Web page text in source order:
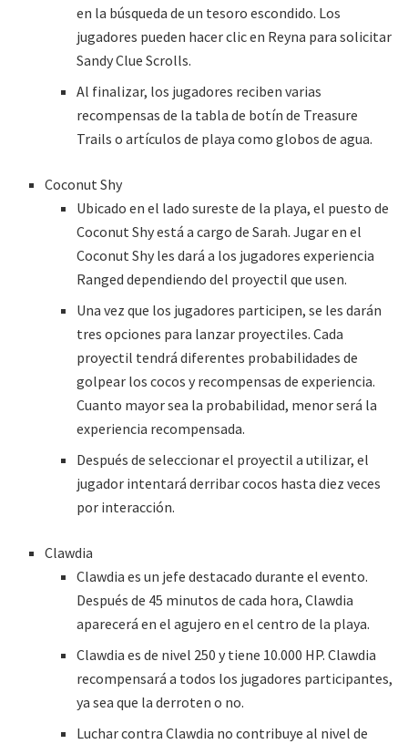
en la búsqueda de un tesoro escondido. Los
jugadores pueden hacer clic en Reyna para solicitar
Sandy Clue Scrolls.
Al finalizar, los jugadores reciben varias
recompensas de la tabla de botín de Treasure
Trails o artículos de playa como globos de agua.
Coconut Shy
Ubicado en el lado sureste de la playa, el puesto de
Coconut Shy está a cargo de Sarah. Jugar en el
Coconut Shy les dará a los jugadores experiencia
Ranged dependiendo del proyectil que usen.
Una vez que los jugadores participen, se les darán
tres opciones para lanzar proyectiles. Cada
proyectil tendrá diferentes probabilidades de
golpear los cocos y recompensas de experiencia.
Cuanto mayor sea la probabilidad, menor será la
experiencia recompensada.
Después de seleccionar el proyectil a utilizar, el
jugador intentará derribar cocos hasta diez veces
por interacción.
Clawdia
Clawdia es un jefe destacado durante el evento.
Después de 45 minutos de cada hora, Clawdia
aparecerá en el agujero en el centro de la playa.
Clawdia es de nivel 250 y tiene 10.000 HP. Clawdia
recompensará a todos los jugadores participantes,
ya sea que la derroten o no.
Luchar contra Clawdia no contribuye al nivel de